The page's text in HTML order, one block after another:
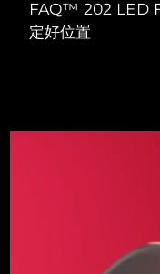
FAQ™ 202 LED
定好位置